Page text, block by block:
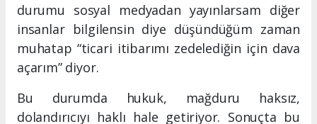
durumu sosyal medyadan yayınlarsam diğer
insanlar bilgilensin diye düşündüğüm zaman
muhatap “ticari itibarımı zedelediğin için dava
açarım” diyor.
Bu durumda hukuk, mağduru haksız,
dolandırıcıyı haklı hale getiriyor. Sonuçta bu